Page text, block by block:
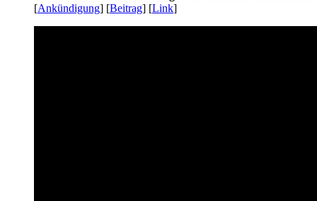
[Ankündigung] [Beitrag] [Link]